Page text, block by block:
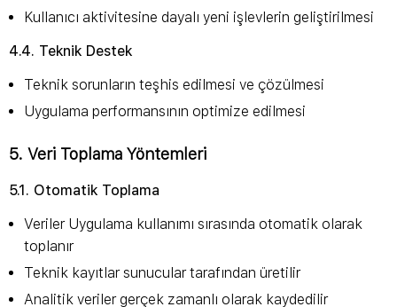
Kullanıcı aktivitesine dayalı yeni işlevlerin geliştirilmesi
4.4. Teknik Destek
Teknik sorunların teşhis edilmesi ve çözülmesi
Uygulama performansının optimize edilmesi
5. Veri Toplama Yöntemleri
5.1. Otomatik Toplama
Veriler Uygulama kullanımı sırasında otomatik olarak
toplanır
Teknik kayıtlar sunucular tarafından üretilir
Analitik veriler gerçek zamanlı olarak kaydedilir